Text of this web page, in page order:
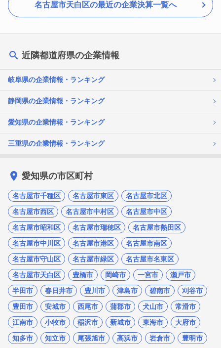
名古屋市天白区の最近の企業決算一覧へ
近隣都道府県の企業情報
岐阜県の企業情報・ランキング
静岡県の企業情報・ランキング
愛知県の企業情報・ランキング
三重県の企業情報・ランキング
愛知県の市区町村
名古屋市千種区 名古屋市東区
名古屋市北区
名古屋市西区
名古屋市中村区
名古屋市中区
名古屋市昭和区
名古屋市瑞穂区
名古屋市熱田区
名古屋市中川区
名古屋市港区
名古屋市南区
名古屋市守山区
名古屋市緑区
名古屋市名東区
名古屋市天白区
豊橋市 岡崎市 一宮市
瀬戸市
半田市
春日井市 豊川市 津島市 碧南市
刈谷市
豊田市
安城市 西尾市 蒲郡市 犬山市
常滑市
江南市
小牧市 稲沢市 新城市 東海市
大府市
知多市
知立市 尾張旭市 高浜市 岩倉市 豊明市